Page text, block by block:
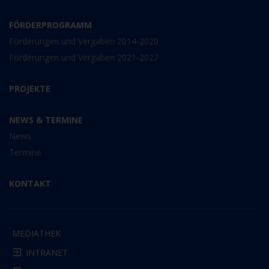
FÖRDERPROGRAMM
Förderungen und Vergaben 2014-2020
Förderungen und Vergaben 2021-2027
PROJEKTE
NEWS & TERMINE
News
Termine
KONTAKT
MEDIATHEK
INTRANET